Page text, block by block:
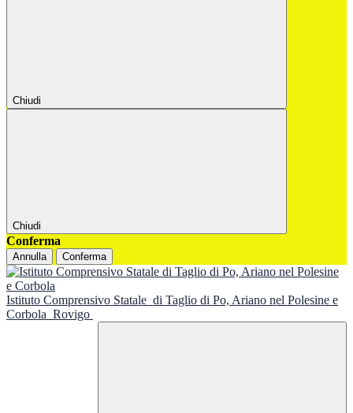
Chiudi
Chiudi
Conferma
Annulla Conferma
Istituto Comprensivo Statale di Taglio di Po, Ariano nel Polesine e
Corbola Rovigo